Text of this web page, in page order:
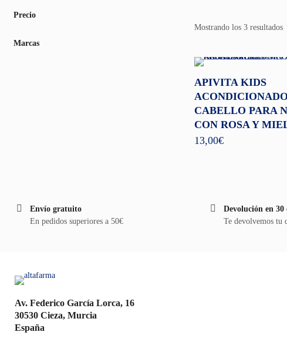
Mostrando los 3 resultados
APIVITA KIDS
CABELLO PARA
CON ROSA Y
13,00€
Precio
Marcas
Envío gratuito
En pedidos superiores a 50€
Devolución en 30
Te devolvemos tu
Av. Federico García Lorca, 16
30530 Cieza, Murcia
España